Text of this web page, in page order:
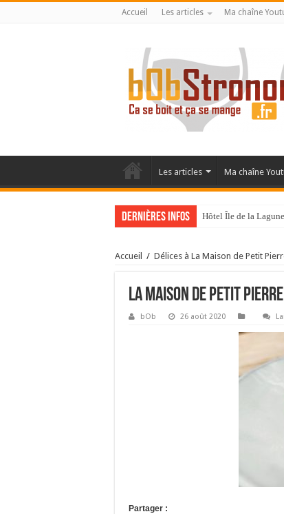
Accueil Les articles Ma chaîne
Les articles Ma chaîne
Dernières infos Hôtel Île de la
La Villa Duflot,
Accueil / Délices à La Maison de Petit
La Maison de Petit Pierre
bOb 26 août 2020
Partager :